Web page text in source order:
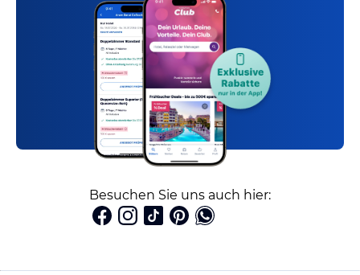
Besuchen Sie uns auch hier: